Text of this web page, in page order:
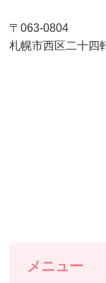
〒063-0804
札幌市西区二十四
メニュー